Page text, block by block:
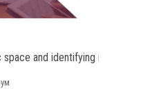
and identifying its need